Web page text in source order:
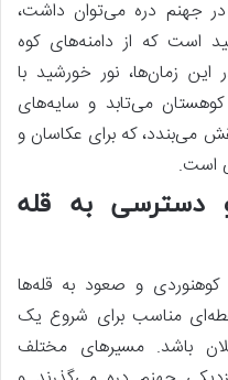
جهنم دره می‌توان داشت،
است که از دامنه‌های کوه
زمان‌ها، نور خورشید با
می‌تابد و سایه‌های
می‌بندد، که برای عکاسان و
است.
دسترسی به قله
کوهنوردی و صعود به قله‌ها
مناسب برای شروع یک
باشد. مسیرهای مختلف